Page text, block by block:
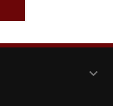
keyboard_arrow_down